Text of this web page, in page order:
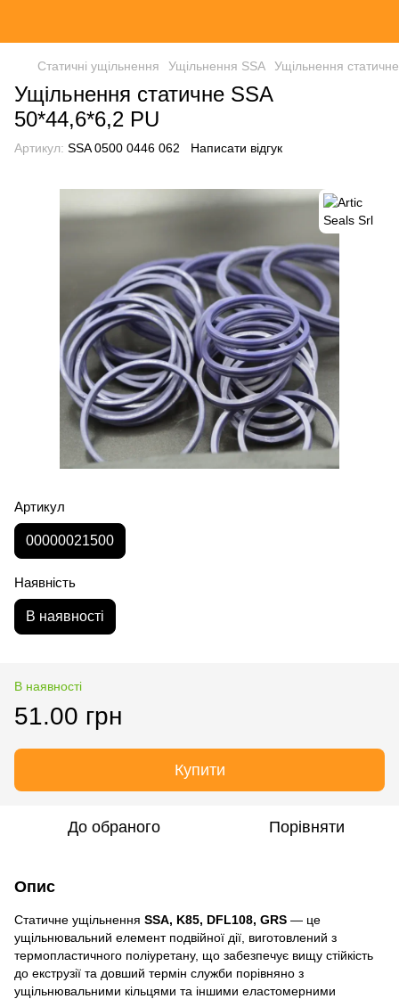
Статичні ущільнення Ущільнення SSA Ущільнення
Ущільнення статичне SSA
50*44,6*6,2 PU
Артикул: SSA 0500 0446 062 Написати відгук
Артикул
00000021500
Наявність
В наявності
В наявності
51.00 грн
Купити
До обраного Порівняти
Опис
Статичне ущільнення SSA, K85, DFL108, GRS — це
ущільнювальний елемент подвійної дії, виготовлений з
термопластичного поліуретану, що забезпечує вищу стійкість
до екструзії та довший термін служби порівняно з
ущільнювальними кільцями та іншими еластомерними